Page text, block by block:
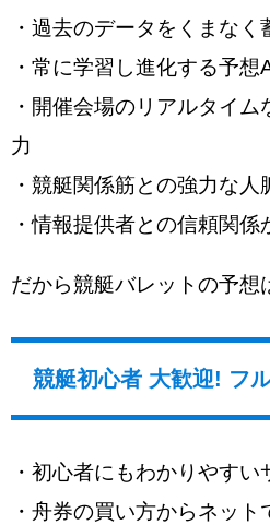
・過去のデータをくまな
・常に学習し進化する予想
・開催会場のリアルタイ
力
・競艇関係筋との強力な人
・情報提供者との信頼関係
だから競艇バレットの予想
競艇初心者 大歓迎! フ
・初心者にもわかりやすい
・舟券の買い方からネッ